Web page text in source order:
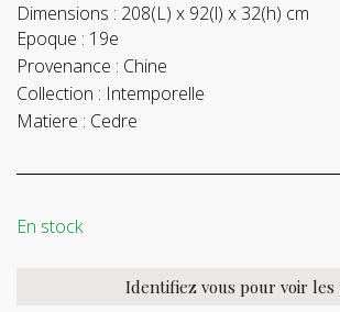
Dimensions : 208(L) x 92(l) x 32(h) cm
Epoque : 19e
Provenance : Chine
Collection : Intemporelle
Matiere : Cedre
En stock
Identifiez vous pour voir les